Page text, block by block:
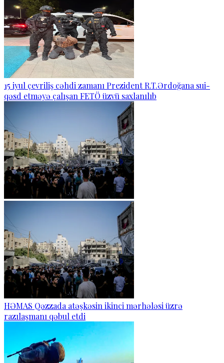
15 iyul çevriliş cəhdi zamanı Prezident R.T.Ərdoğana sui-
qəsd etməyə çalışan FETÖ üzvü saxlanılıb
HƏMAS Qəzzada atəşkəsin ikinci mərhələsi üzrə
razılaşmanı qəbul etdi